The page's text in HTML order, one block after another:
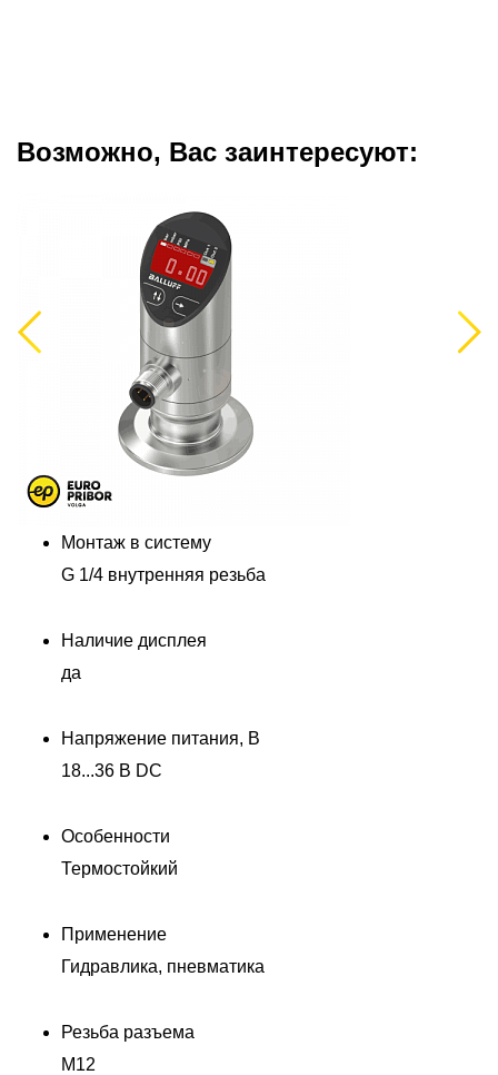
Возможно, Вас заинтересуют:
Previous
Монтаж в систему
G 1/4 внутренняя резьба
Наличие дисплея
да
Напряжение питания, В
18...36 В DC
Особенности
Термостойкий
Применение
Гидравлика, пневматика
Резьба разъема
M12
Next